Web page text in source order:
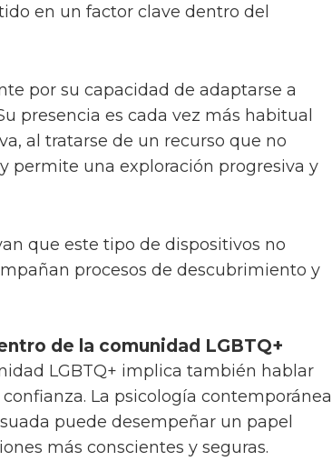
en un factor clave dentro del
por su capacidad de adaptarse a
presencia es cada vez más habitual
al tratarse de un recurso que no
permite una exploración progresiva y
que este tipo de dispositivos no
procesos de descubrimiento y
de la comunidad LGBTQ+
LGBTQ+ implica también hablar
La psicología contemporánea
puede desempeñar un papel
más conscientes y seguras.